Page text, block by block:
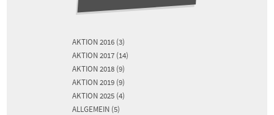
AKTION 2016 (3)
AKTION 2017 (14)
AKTION 2018 (9)
AKTION 2019 (9)
AKTION 2025 (4)
ALLGEMEIN (5)